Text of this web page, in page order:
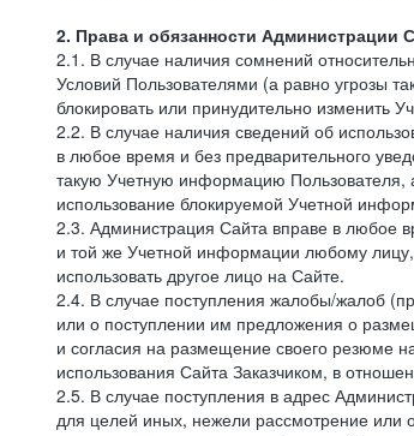
2. Права и обязанности Администрации
2.1. В случае наличия сомнений
Условий Пользователями (а равно угрозы
блокировать или принудительно изменить
2.2. В случае наличия сведений об
в любое время и без предварительного
такую Учетную информацию Пользователя,
использование блокируемой Учетной
2.3. Администрация Сайта вправе в любое
и той же Учетной информации любому лицу,
использовать другое лицо на Сайте.
2.4. В случае поступления жалобы/жалоб
или о поступлении им предложения о
и согласия на размещение своего резюме
использования Сайта Заказчиком, в
2.5. В случае поступления в адрес
для целей иных, нежели рассмотрение или